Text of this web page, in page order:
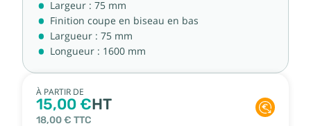
Largeur : 75 mm
Finition coupe en biseau en bas
Largueur : 75 mm
Longueur : 1600 mm
À PARTIR DE
15,00 €HT
18,00 € TTC